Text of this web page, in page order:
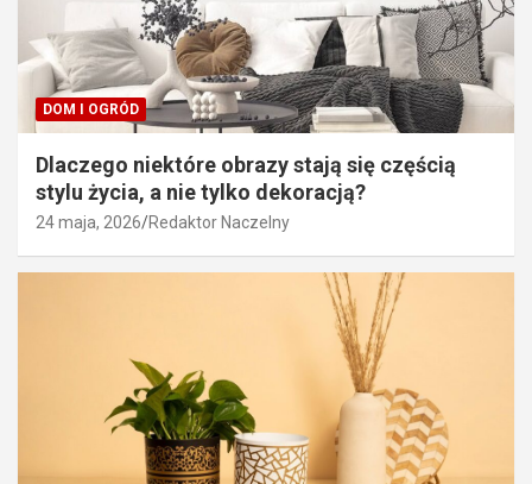
DOM I OGRÓD
Dlaczego niektóre obrazy stają się częścią
stylu życia, a nie tylko dekoracją?
24 maja, 2026 Redaktor Naczelny